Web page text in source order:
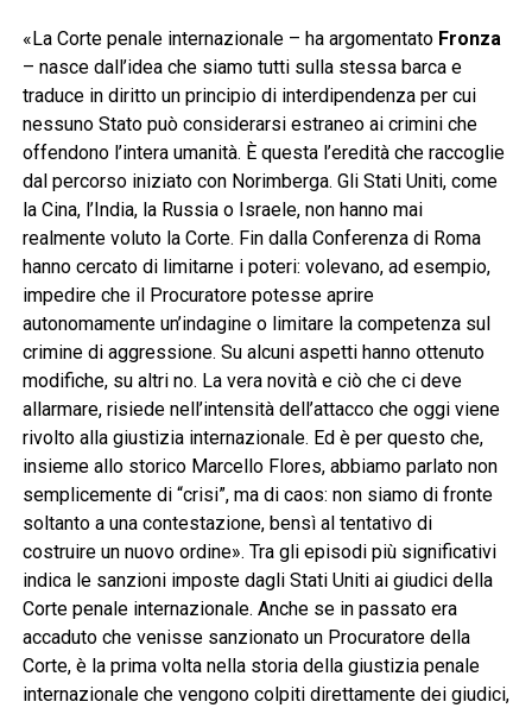
«La Corte penale internazionale – ha argomentato Fronza
– nasce dall’idea che siamo tutti sulla stessa barca e
traduce in diritto un principio di interdipendenza per cui
nessuno Stato può considerarsi estraneo ai crimini che
offendono l’intera umanità. È questa l’eredità che raccoglie
dal percorso iniziato con Norimberga. Gli Stati Uniti, come
la Cina, l’India, la Russia o Israele, non hanno mai
realmente voluto la Corte. Fin dalla Conferenza di Roma
hanno cercato di limitarne i poteri: volevano, ad esempio,
impedire che il Procuratore potesse aprire
autonomamente un’indagine o limitare la competenza sul
crimine di aggressione. Su alcuni aspetti hanno ottenuto
modifiche, su altri no. La vera novità e ciò che ci deve
allarmare, risiede nell’intensità dell’attacco che oggi viene
rivolto alla giustizia internazionale. Ed è per questo che,
insieme allo storico Marcello Flores, abbiamo parlato non
semplicemente di “crisi”, ma di caos: non siamo di fronte
soltanto a una contestazione, bensì al tentativo di
costruire un nuovo ordine». Tra gli episodi più significativi
indica le sanzioni imposte dagli Stati Uniti ai giudici della
Corte penale internazionale. Anche se in passato era
accaduto che venisse sanzionato un Procuratore della
Corte, è la prima volta nella storia della giustizia penale
internazionale che vengono colpiti direttamente dei giudici,